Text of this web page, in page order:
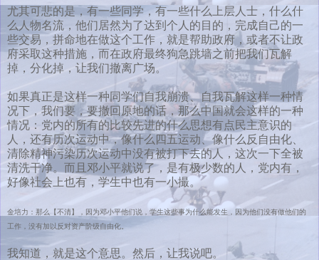
尤其可悲的是，有一些同学，有一些什么上层人士，什么什
么人物名流，他们居然为了达到个人的目的，完成自己的一
些交易，拼命地在做这个工作，就是帮助政府，或者不让政
府采取这种措施，而在政府最终狗急跳墙之前把我们瓦解
掉，分化掉，让我们撤离广场。
如果真正是这样一种同学们自我崩溃、自我瓦解这样一种情
况下，我们要，要撤回原地的话，那么中国就会这样的一种
情况：党内的所有的比较先进的什么思想有点民主意识的
人，还有历次运动中，像什么四五运动、像什么反自由化、
清除精神污染历次运动中没有被打下去的人，这次一下全被
清洗干净。而且邓小平就说了，是有极少数的人，党内有，
好像社会上也有，学生中也有一小撮。
金培力：那么【不清】，因为邓小平他们说，学生这些事为什么能发生，因为他们没有做他们的
工作，没有加以反对资产阶级自由化。
我知道，就是这个意思。然后，让我说吧。